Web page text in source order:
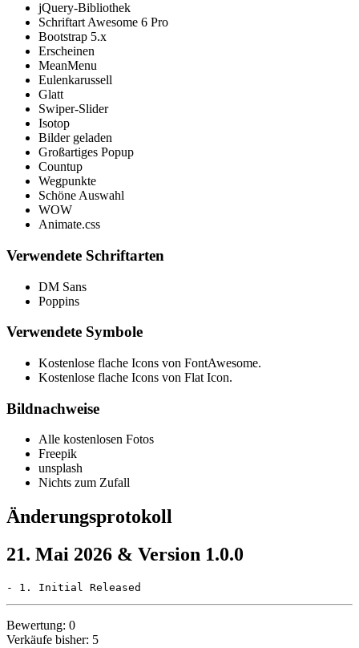
jQuery-Bibliothek
Schriftart Awesome 6 Pro
Bootstrap 5.x
Erscheinen
MeanMenu
Eulenkarussell
Glatt
Swiper-Slider
Isotop
Bilder geladen
Großartiges Popup
Countup
Wegpunkte
Schöne Auswahl
WOW
Animate.css
Verwendete Schriftarten
DM Sans
Poppins
Verwendete Symbole
Kostenlose flache Icons von FontAwesome.
Kostenlose flache Icons von Flat Icon.
Bildnachweise
Alle kostenlosen Fotos
Freepik
unsplash
Nichts zum Zufall
Änderungsprotokoll
21. Mai 2026 & Version 1.0.0
Bewertung: 0
Verkäufe bisher: 5